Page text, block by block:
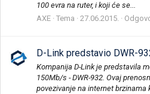
100 evra na ruter, i koji će se...
AXE Tema 27.06.2015.
D-Link predstavio DWR-
Kompanija D-Link je predstavila
150Mb/s - DWR-932. Ovaj
povezivanje na internet